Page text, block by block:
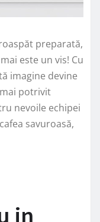
preparată,
este un vis! Cu
imagine devine
potrivit
nevoile echipei
savuroasă,
in